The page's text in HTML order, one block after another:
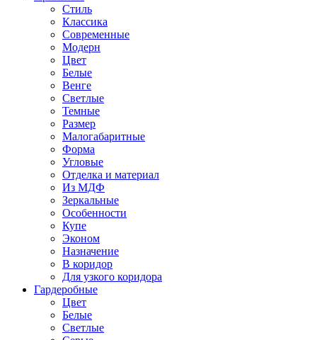
Стиль
Классика
Современные
Модерн
Цвет
Белые
Венге
Светлые
Темные
Размер
Малогабаритные
Форма
Угловые
Отделка и материал
Из МДФ
Зеркальные
Особенности
Купе
Эконом
Назначение
В коридор
Для узкого коридора
Гардеробные
Цвет
Белые
Светлые